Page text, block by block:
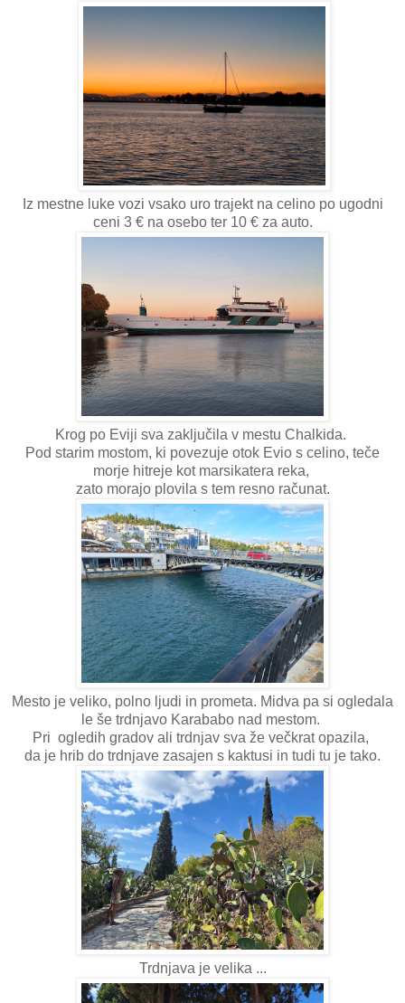
Iz mestne luke vozi vsako uro trajekt na celino po ugodni
ceni 3 € na osebo ter 10 € za auto.
Krog po Eviji sva zaključila v mestu Chalkida.
Pod starim mostom, ki povezuje otok Evio s celino, teče
morje hitreje kot marsikatera reka,
zato morajo plovila s tem resno računat.
Mesto je veliko, polno ljudi in prometa. Midva pa si ogledala
le še trdnjavo Karababo nad mestom.
Pri ogledih gradov ali trdnjav sva že večkrat opazila,
da je hrib do trdnjave zasajen s kaktusi in tudi tu je tako.
Trdnjava je velika ...